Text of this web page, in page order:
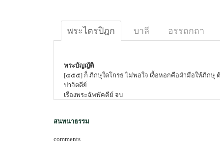
พระไตรปิฎก บาลี อรรถกถา
พระบัญญัติ
[๔๕๕] ก็ ภิกษุใดโกรธ ไม่พอใจ เงื้อหอกคือฝ่ามือให้ภิกษุ
ปาจิตตีย์
เรื่องพระฉัพพัคคีย์ จบ
สนทนาธรรม
comments